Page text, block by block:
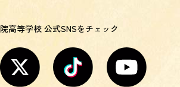
高等学校 公式SNSをチェック